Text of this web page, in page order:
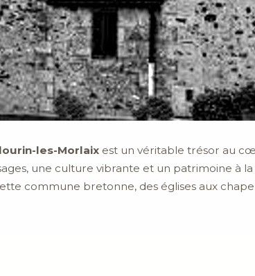
les-Morlaix est un véritable trésor au
une culture vibrante et un patrimoine à
commune bretonne, des églises aux